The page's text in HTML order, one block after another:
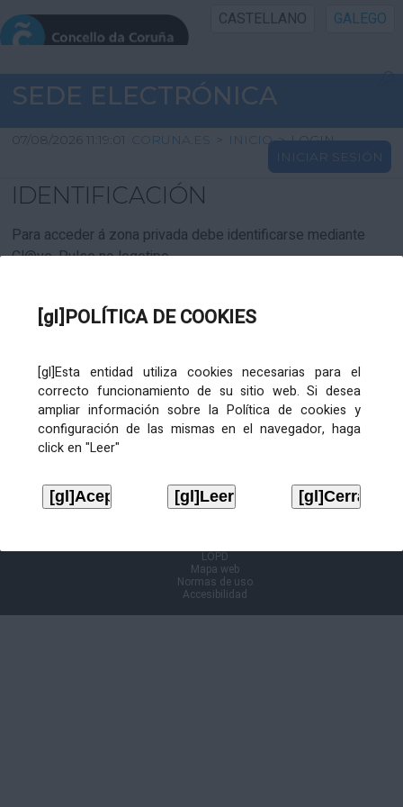
[gl]POLÍTICA DE COOKIES
[gl]Esta entidad utiliza cookies necesarias para el
correcto funcionamiento de su sitio web. Si desea
ampliar información sobre la Política de cookies y
configuración de las mismas en el navegador, haga
click en "Leer"
CASTELLANO GALEGO
INICIO SEDE
INICIO
INFORMACIÓN PÚBLICA
CARTAFOL CIDADÁN
SEDE ELECTRÓNICA
07/08/2026 11:19:01 CORUNA.ES > INICIO > LOGIN
INICIAR SESIÓN
IDENTIFICACIÓN
Para acceder á zona privada debe identificarse mediante
Cl@ve. Pulse no logotipo
LOPD
Mapa web
Normas de uso
Accesibilidad